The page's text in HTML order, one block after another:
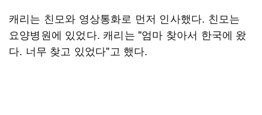
캐리는 친모와 영상통화로 먼저 인사했다. 친모는
요양병원에 있었다. 캐리는 "엄마 찾아서 한국에 왔
다. 너무 찾고 있었다"고 했다.